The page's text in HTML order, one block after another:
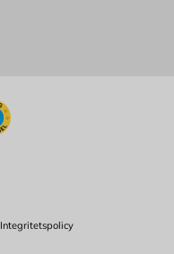
Integritetspolicy